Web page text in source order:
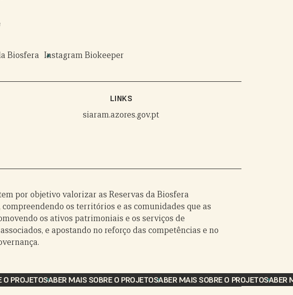
Biosfera Instagram Biokeeper
LINKS
siaram.azores.gov.pt
por objetivo valorizar as Reservas da Biosfera
compreendendo os territórios e as comunidades que as
os ativos patrimoniais e os serviços de
e apostando no reforço das competências e no
PROJETOSABER MAIS SOBRE O PROJETOSABER MAIS SOBRE O PROJETOSABER